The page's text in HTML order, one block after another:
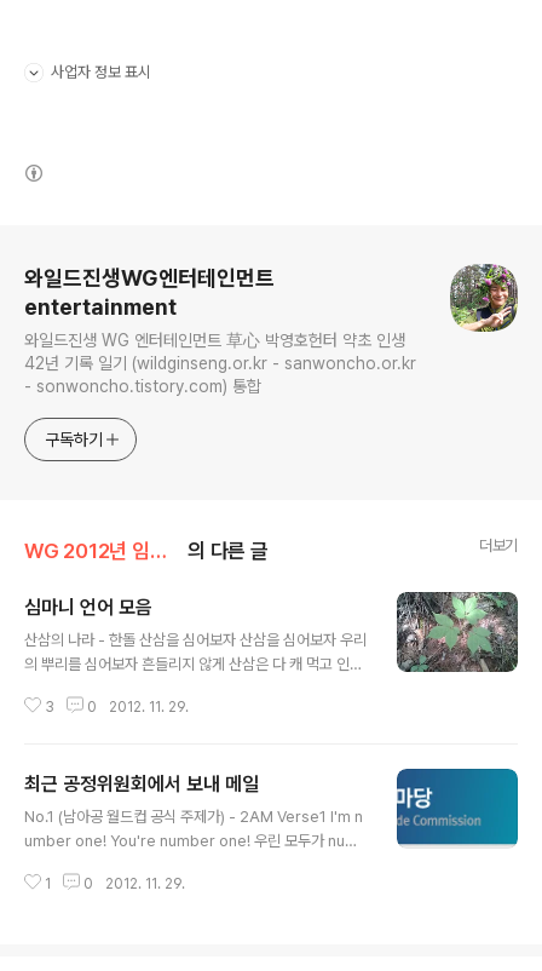
사업자 정보 표시
와일드진생WG엔터테인먼트
entertainment
와일드진생 WG 엔터테인먼트 草心 박영호헌터 약초 인생
42년 기록 일기 (wildginseng.or.kr - sanwoncho.or.kr
- sonwoncho.tistory.com) 통합
구독하기
WG 2012년 임진년 기록 의 다른 글 더보기
심마니 언어 모음
산삼의 나라 - 한돌 산삼을 심어보자 산삼을 심어보자 우리
의 뿌리를 심어보자 흔들리지 않게 산삼은 다 캐 먹고 인삼
대는 멀쩡하지 희멀건 인삼이여 바로 그것이 우리의 모습
나약해진 내 겨레여 우리는 어디로 가고있나 우리는 누구
인가 병든 내 나라여 신음하는 내 나라여 어디가 그렇게 아
픈거냐 산삼이 없다더냐 산삼을 심어 보자 산삼을 심어 보
두 산삼밭이 되는 날 허약해진 내 나라 내 겨레 되살아 나리
3 0 2012. 11. 29.
최근 공정위원회에서 보내 메일
No.1 (남아공 월드컵 공식 주제가) - 2AM Verse1 I'm n
umber one! You're number one! 우린 모두가 numb
살건 우린 모두가 number one. 가슴 뛰는 이순간만큼 A
1 0 2012. 11. 29.